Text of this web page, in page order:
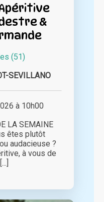
&
(51)
SEVILLANO
à 10h00
LA SEMAINE
êtes plutôt
audacieuse ?
à vous de